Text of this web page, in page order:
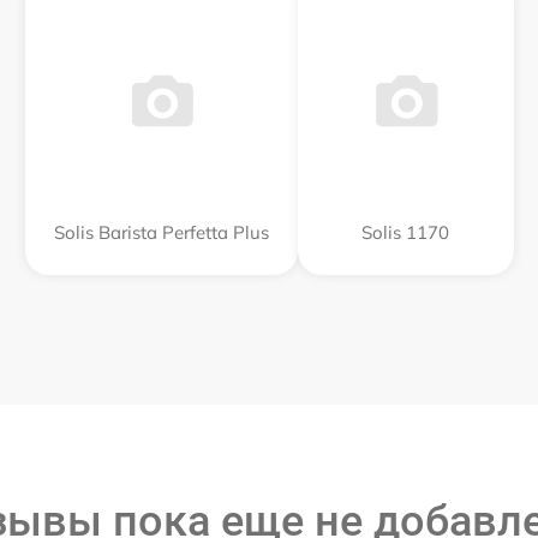
Solis Barista Perfetta Plus Solis 1170
пока еще не